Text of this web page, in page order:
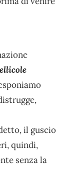
il guscio
quindi,
senza la